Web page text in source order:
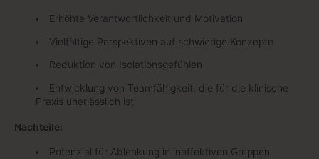
Erhöhte Verantwortlichkeit und Motivation
Vielfältige Perspektiven auf schwierige Konzepte
Reduktion von Isolationsgefühlen
Entwicklung von Teamfähigkeit, die für die klinische
Praxis unerlässlich ist
Nachteile:
Potenzial für Ablenkung in ineffektiven Gruppen